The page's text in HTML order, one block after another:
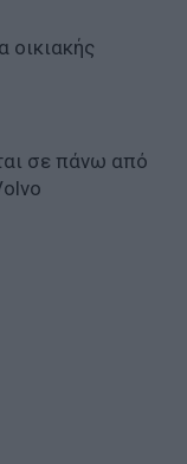
οικιακής
σε πάνω από